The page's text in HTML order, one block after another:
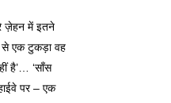
ज़ेहन में इतने
से एक टुकड़ा वह
है’… ‘साँस
पर – एक